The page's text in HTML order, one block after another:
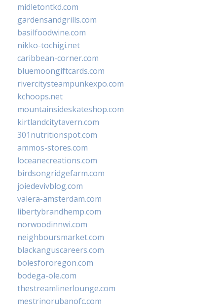
midletontkd.com
gardensandgrills.com
basilfoodwine.com
nikko-tochigi.net
caribbean-corner.com
bluemoongiftcards.com
rivercitysteampunkexpo.com
kchoops.net
mountainsideskateshop.com
kirtlandcitytavern.com
301nutritionspot.com
ammos-stores.com
loceanecreations.com
birdsongridgefarm.com
joiedevivblog.com
valera-amsterdam.com
libertybrandhemp.com
norwoodinnwi.com
neighboursmarket.com
blackanguscareers.com
bolesfororegon.com
bodega-ole.com
thestreamlinerlounge.com
mestrinorubanofc.com